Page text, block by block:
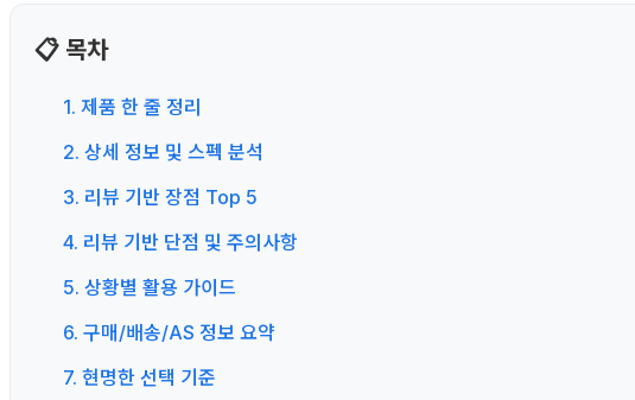
📋 목차
1. 제품 한 줄 정리
2. 상세 정보 및 스펙 분석
3. 리뷰 기반 장점 Top 5
4. 리뷰 기반 단점 및 주의사항
5. 상황별 활용 가이드
6. 구매/배송/AS 정보 요약
7. 현명한 선택 기준